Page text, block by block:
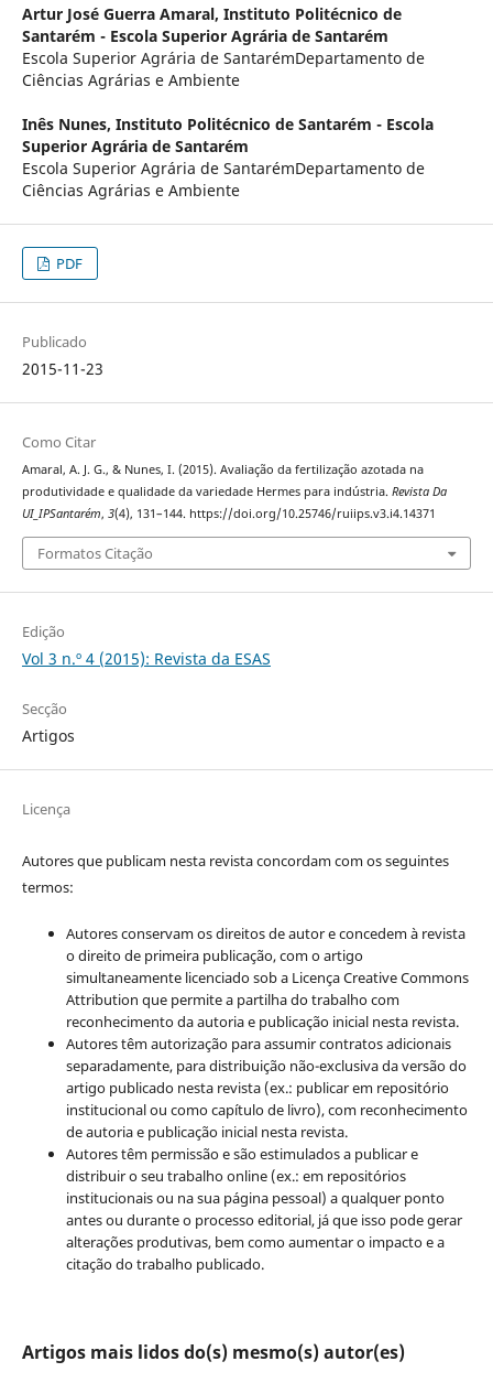
Artur José Guerra Amaral, Instituto Politécnico de
Santarém - Escola Superior Agrária de Santarém
Escola Superior Agrária de SantarémDepartamento de
Ciências Agrárias e Ambiente
Inês Nunes, Instituto Politécnico de Santarém - Escola
Superior Agrária de Santarém
Escola Superior Agrária de SantarémDepartamento de
Ciências Agrárias e Ambiente
PDF
Publicado
2015-11-23
Como Citar
Amaral, A. J. G., & Nunes, I. (2015). Avaliação da fertilização azotada na
produtividade e qualidade da variedade Hermes para indústria. Revista Da
UI_IPSantarém, 3(4), 131–144. https://doi.org/10.25746/ruiips.v3.i4.14371
Formatos Citação
Edição
Vol 3 n.º 4 (2015): Revista da ESAS
Secção
Artigos
Licença
Autores que publicam nesta revista concordam com os seguintes
termos:
Autores conservam os direitos de autor e concedem à revista
o direito de primeira publicação, com o artigo
simultaneamente licenciado sob a Licença Creative Commons
Attribution que permite a partilha do trabalho com
reconhecimento da autoria e publicação inicial nesta revista.
Autores têm autorização para assumir contratos adicionais
separadamente, para distribuição não-exclusiva da versão do
artigo publicado nesta revista (ex.: publicar em repositório
institucional ou como capítulo de livro), com reconhecimento
de autoria e publicação inicial nesta revista.
Autores têm permissão e são estimulados a publicar e
distribuir o seu trabalho online (ex.: em repositórios
institucionais ou na sua página pessoal) a qualquer ponto
antes ou durante o processo editorial, já que isso pode gerar
alterações produtivas, bem como aumentar o impacto e a
citação do trabalho publicado.
Artigos mais lidos do(s) mesmo(s) autor(es)